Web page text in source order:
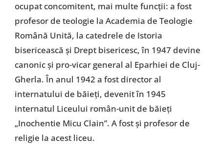
ocupat concomitent, mai multe funcţii: a fost
profesor de teologie la Academia de Teologie
Română Unită, la catedrele de Istoria
bisericească şi Drept bisericesc, în 1947 devine
canonic şi pro-vicar general al Eparhiei de Cluj-
Gherla. În anul 1942 a fost director al
internatului de băieţi, devenit în 1945
internatul Liceului român-unit de băieţi
„Inochentie Micu Clain”. A fost şi profesor de
religie la acest liceu.